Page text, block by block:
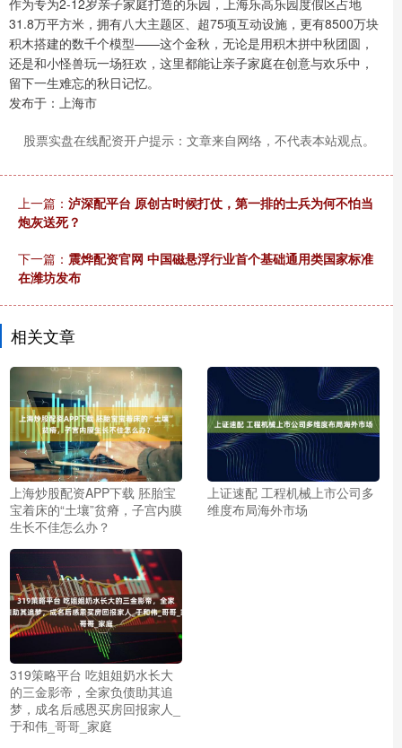
31.8万平方米，拥有八大主题区、超75项互动设施，更有8500万块
积木搭建的数千个模型——这个金秋，无论是用积木拼中秋团圆，
还是和小怪兽玩一场狂欢，这里都能让亲子家庭在创意与欢乐中，
留下一生难忘的秋日记忆。
发布于：上海市
股票实盘在线配资开户提示：文章来自网络，不代表本站观点。
上一篇： 泸深配平台 原创古时候打仗，第一排的士兵为何不怕当
炮灰送死？
下一篇： 震烨配资官网 中国磁悬浮行业首个基础通用类国家标准
在潍坊发布
相关文章
上海炒股配资APP下载 胚胎宝
宝着床的“土壤”贫瘠，子宫内膜
生长不佳怎么办？
上证速配 工程机械上市公司多
维度布局海外市场
319策略平台 吃姐姐奶水长大
的三金影帝，全家负债助其追
梦，成名后感恩买房回报家人_
于和伟_哥哥_家庭